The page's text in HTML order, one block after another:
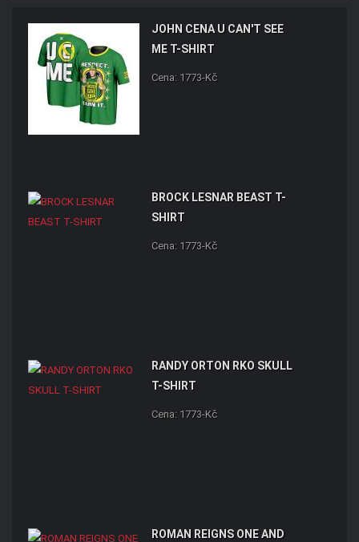
JOHN CENA U CAN'T SEE
ME T-SHIRT
Cena: 1773-Kč
BROCK LESNAR BEAST T-
SHIRT
Cena: 1773-Kč
RANDY ORTON RKO SKULL
T-SHIRT
Cena: 1773-Kč
ROMAN REIGNS ONE AND